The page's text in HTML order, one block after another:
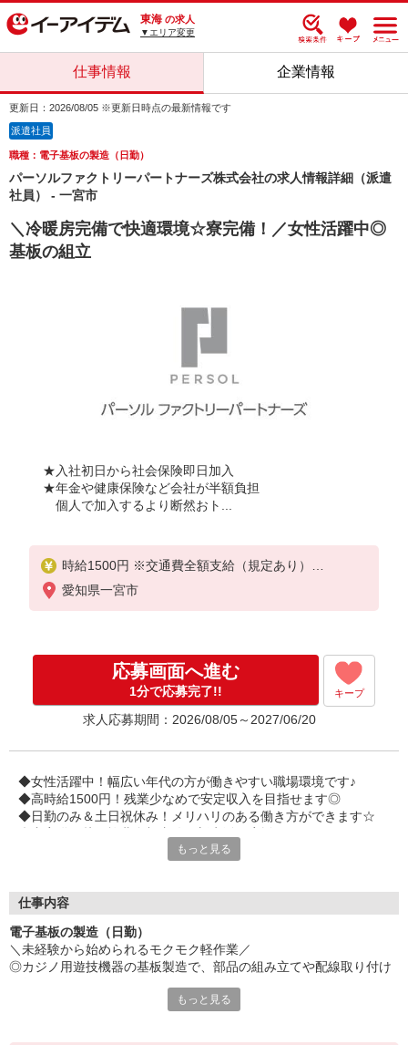
東海 の求人
▼エリア変更
仕事情報 企業情報
更新日：2026/08/05 ※更新日時点の最新情報です
派遣社員
職種：電子基板の製造（日勤）
パーソルファクトリーパートナーズ株式会社の求人情報詳細（派遣
社員） - 一宮市
＼冷暖房完備で快適環境☆寮完備！／女性活躍中◎
基板の組立
★入社初日から社会保険即日加入
★年金や健康保険など会社が半額負担
個人で加入するより断然おト...
時給1500円 ※交通費全額支給（規定あり）
【月収例】25.1万円（20日勤務＋残業10h）
愛知県一宮市
応募画面へ進む
1分で応募完了!! キープ
求人応募期間：2026/08/05～2027/06/20
◆女性活躍中！幅広い年代の方が働きやすい職場環境です♪
◆高時給1500円！残業少なめで安定収入を目指せます◎
◆日勤のみ＆土日祝休み！メリハリのある働き方ができます☆
冷暖房完備の快適な職場で、細かな作業に向いている方におすす
寮完備や赴任旅費支給など待遇面も充実していますので、遠方か
らのご応募も大歓迎です。
まずはお気軽にお問い合わせください！
もっと見る
仕事内容
電子基板の製造（日勤）
＼未経験から始められるモクモク軽作業／
◎カジノ用遊技機器の基板製造で、部品の組み立てや配線取り付け
◎冷暖房完備の快適な工場で、細かな部品を取り扱う作業が中心で
もっと見る